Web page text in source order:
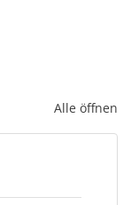
Alle öffnen